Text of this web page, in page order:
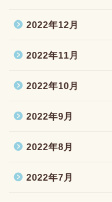
2022年12月
2022年11月
2022年10月
2022年9月
2022年8月
2022年7月